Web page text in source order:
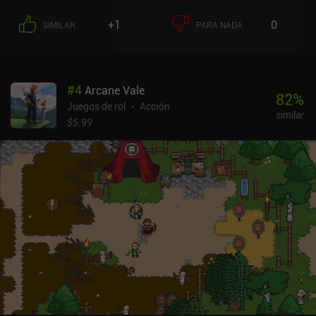
SIMILAR +1 PARA NADA 0
#4Arcane Vale
Juegos de rol
Acción
$5.99
82%
similar